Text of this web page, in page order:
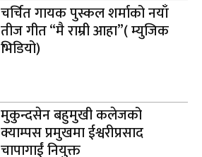
चर्चित गायक पुस्कल शर्माको नयाँ
तीज गीत “मै राम्री आहा”( म्युजिक
भिडियो)
मुकुन्दसेन बहुमुखी कलेजको
क्याम्पस प्रमुखमा ईश्वरीप्रसाद
चापागाईं नियुक्त